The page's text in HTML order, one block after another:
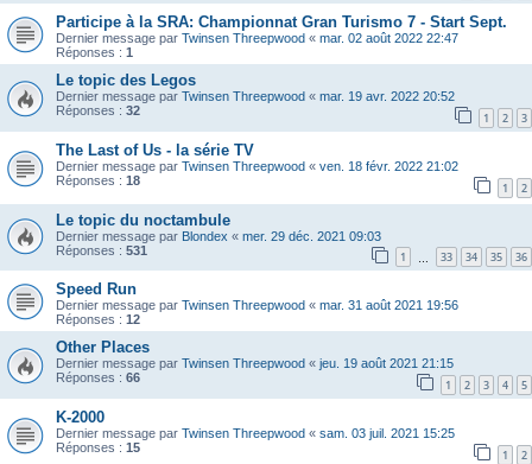
Participe à la SRA: Championnat Gran Turismo 7 - Start Sept.
Dernier message par Twinsen Threepwood « mar. 02 août 2022 22:47
Réponses : 1
Le topic des Legos
Dernier message par Twinsen Threepwood « mar. 19 avr. 2022 20:52
Réponses : 32 1 2 3
The Last of Us - la série TV
Dernier message par Twinsen Threepwood « ven. 18 févr. 2022 21:02
Réponses : 18 1 2
Le topic du noctambule
Dernier message par Blondex « mer. 29 déc. 2021 09:03
Réponses : 531 1 33 34 35 36
Speed Run
Dernier message par Twinsen Threepwood « mar. 31 août 2021 19:56
Réponses : 12
Other Places
Dernier message par Twinsen Threepwood « jeu. 19 août 2021 21:15
Réponses : 66 1 2 3 4 5
K-2000
Dernier message par Twinsen Threepwood « sam. 03 juil. 2021 15:25
Réponses : 15 1 2